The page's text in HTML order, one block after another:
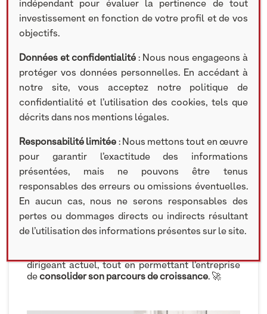
« Merci aux équipes deNextStage AM pour leur
accompagnementdepuis 2017dans cette
opération de transmission familiale . Réflectiv
leader de
son segment de marchéet nous comptons
l’international, notamment en Amérique du Nord.
»Jean-Charles DOLL, Président de Réflectiv. 🤝
💬
Après cinq ans d’accompagnement, NextStage
AM cède sa participation dans Réflectiv, leader
européen de la conception et distribution de
films adhésifs pour vitrages.
Entré au capital en 2017, NextStage AM et
dirigeant actuel, tout en permettant l’entreprise
deconsolider son parcours de croissance. 🚀
indépendant pour évaluer la pertinence de tout
investissement en fonction de votre profil et de vos
objectifs.
Données et confidentialité : Nous nous engageons à
protéger vos données personnelles. En accédant à
notre site, vous acceptez notre politique de
confidentialité et l’utilisation des cookies, tels que
décrits dans nos mentions légales.
Responsabilité limitée : Nous mettons tout en œuvre
pour garantir l’exactitude des informations
présentées, mais ne pouvons être tenus
responsables des erreurs ou omissions éventuelles.
En aucun cas, nous ne serons responsables des
pertes ou dommages directs ou indirects résultant
de l’utilisation des informations présentes sur le site.